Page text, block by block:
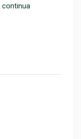
continua